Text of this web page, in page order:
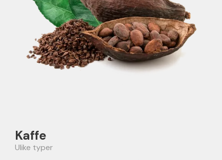
Kaffe
Ulike typer